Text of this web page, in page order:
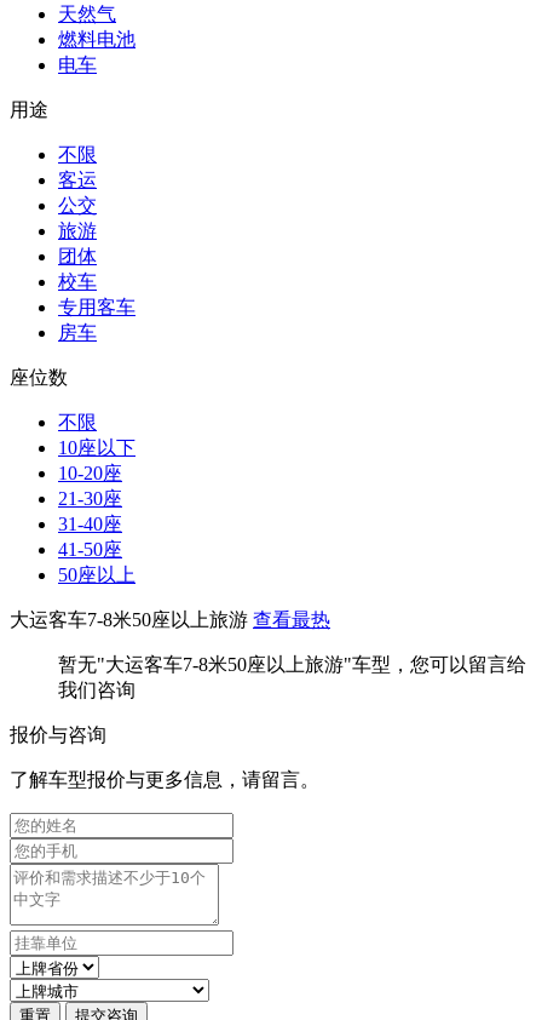
天然气
燃料电池
电车
用途
不限
客运
公交
旅游
团体
校车
专用客车
房车
座位数
不限
10座以下
10-20座
21-30座
31-40座
41-50座
50座以上
大运客车7-8米50座以上旅游 查看最热
暂无"大运客车7-8米50座以上旅游"车型，您可以留言给
我们咨询
报价与咨询
了解车型报价与更多信息，请留言。